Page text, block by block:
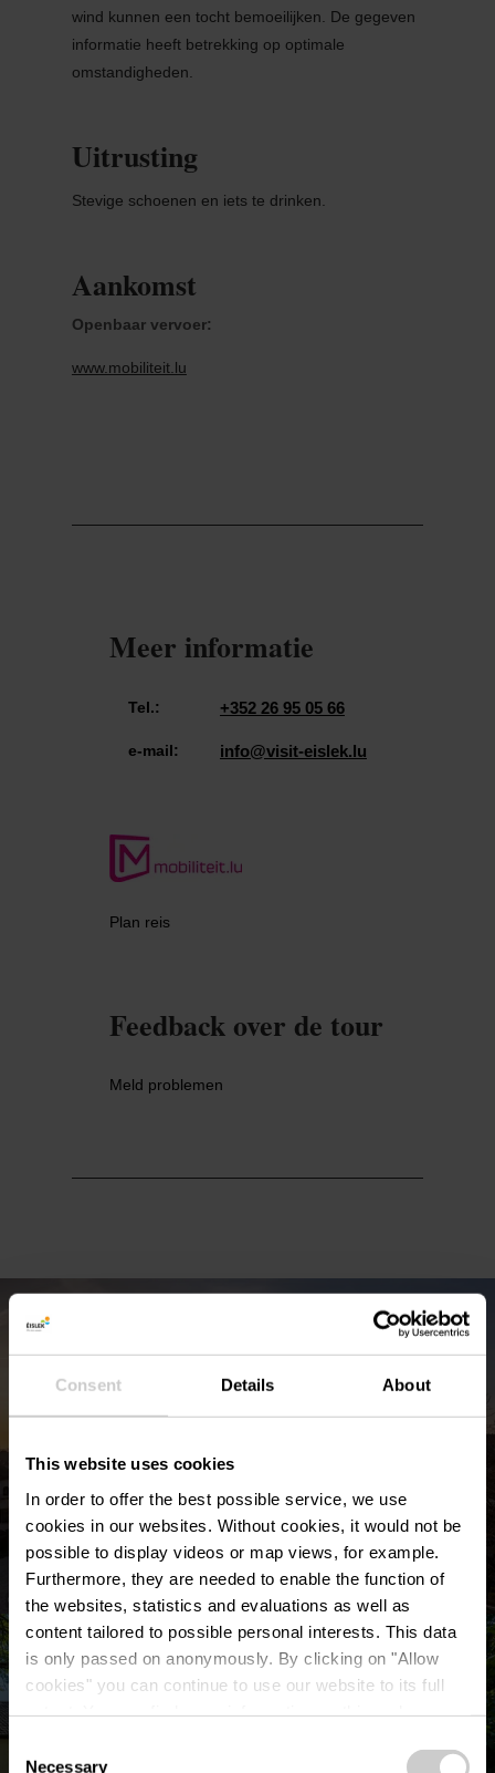
Consent Details About
This website uses cookies
In order to offer the best possible service, we use
cookies in our websites. Without cookies, it would not be
possible to display videos or map views, for example.
Furthermore, they are needed to enable the function of
the websites, statistics and evaluations as well as
content tailored to possible personal interests. This data
is only passed on anonymously. By clicking on "Allow
cookies" you can continue to use our website to its full
time.
Consent
Necessary
wind kunnen een tocht bemoeilijken. De gegeven
informatie heeft betrekking op optimale
omstandigheden.
Uitrusting
Stevige schoenen en iets te drinken.
Aankomst
Openbaar vervoer:
www.mobiliteit.lu
Meer informatie
Tel.: +352 26 95 05 66
e-mail: info@visit-eislek.lu
Plan reis
Feedback over de tour
Meld problemen
Visit Éislek